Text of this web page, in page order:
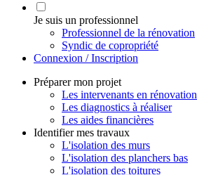
Je suis un professionnel
Professionnel de la rénovation
Syndic de copropriété
Connexion / Inscription
Préparer mon projet
Les intervenants en rénovation
Les diagnostics à réaliser
Les aides financières
Identifier mes travaux
L'isolation des murs
L'isolation des planchers bas
L'isolation des toitures